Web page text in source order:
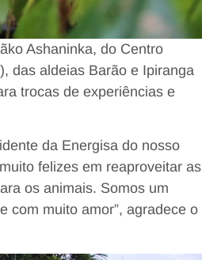
Ashaninka, do Centro
das aldeias Barão e Ipiranga
trocas de experiências e
da Energisa do nosso
felizes em reaproveitar as
os animais. Somos um
com muito amor”, agradece o